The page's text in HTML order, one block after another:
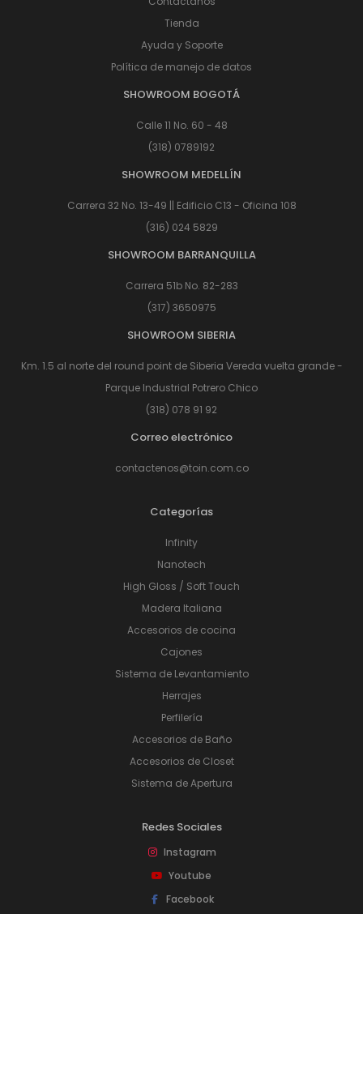
Tienda
Ayuda y Soporte
Política de manejo de datos
SHOWROOM BOGOTÁ
Calle 11 No. 60 - 48
(318) 0789192
SHOWROOM MEDELLÍN
Carrera 32 No. 13-49 || Edificio C13 - Oficina 108
(316) 024 5829
SHOWROOM BARRANQUILLA
Carrera 51b No. 82-283
(317) 3650975
SHOWROOM SIBERIA
Km. 1.5 al norte del round point de Siberia Vereda vuelta grande -
Parque Industrial Potrero Chico
(318) 078 91 92
Correo electrónico
contactenos@toin.com.co
Categorías
Infinity
Nanotech
High Gloss / Soft Touch
Madera Italiana
Accesorios de cocina
Cajones
Sistema de Levantamiento
Herrajes
Perfilería
Accesorios de Baño
Accesorios de Closet
Sistema de Apertura
Redes Sociales
Instagram
Youtube
Facebook